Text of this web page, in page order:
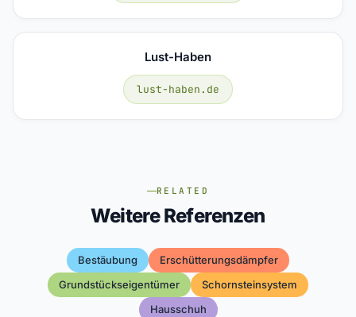
Lust-Haben
lust-haben.de
RELATED
Weitere Referenzen
Bestäubung
Erschütterungsdämpfer
Grundstückseigentümer
Schornsteinsystem
Hausschuh